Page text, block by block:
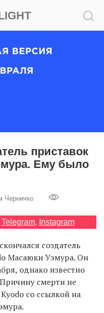
приставок
Ему было
Черничко
Telegram, Instagram
создатель
Масаюки Уэмура. Он
однако известно
смерти не
Kyodo со ссылкой на